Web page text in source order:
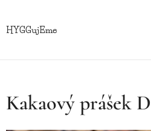
HYGGujEme
Kakaový prášek